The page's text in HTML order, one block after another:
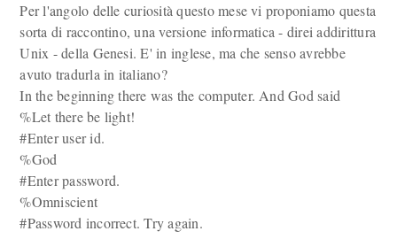
Per l'angolo delle curiosità questo mese vi proponiamo questa
sorta di raccontino, una versione informatica - direi addirittura
Unix - della Genesi. E' in inglese, ma che senso avrebbe
avuto tradurla in italiano?
In the beginning there was the computer. And God said
%Let there be light!
#Enter user id.
%God
#Enter password.
%Omniscient
#Password incorrect. Try again.